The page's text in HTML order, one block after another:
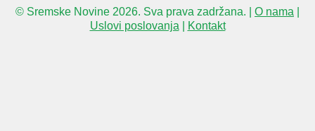
© Sremske Novine 2026. Sva prava zadržana. | O nama
Uslovi poslovanja
Kontakt